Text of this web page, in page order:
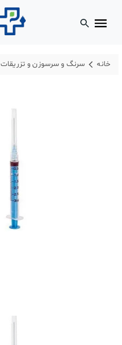
خانه سرنگ و سرسوزن و تزریقات